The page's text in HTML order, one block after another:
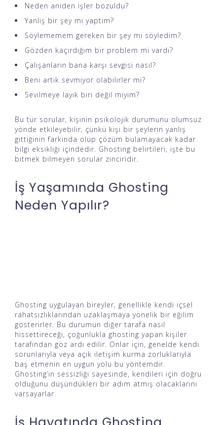
Neden aniden işler bozuldu?
Yanlış bir şey mi yaptım?
Söylememem gereken bir şey mi söyledim?
Gözden kaçırdığım bir problem mi vardı?
Çalışanların bana karşı sevgisi nasıl?
Beni artık sevmiyor olabilirler mi?
Sevilmeye layık biri değil miyim?
Bu tür sorular, kişinin psikolojik durumunu olumsuz
yönde etkileyebilir, çünkü kişi bir şeylerin yanlış
gittiğinin farkında olup çözüm bulamayacak kadar
bilgi eksikliği içindedir. Ghosting belirtileri, işte bu
bitmek bilmeyen sorular zinciridir.
İş Yaşamında Ghosting
Neden Yapılır?
Ghosting uygulayan bireyler, genellikle kendi içsel
rahatsızlıklarından uzaklaşmaya yönelik bir eğilim
gösterirler. Bu durumun diğer tarafa nasıl
hissettireceği, çoğunlukla ghosting yapan kişiler
tarafından göz ardı edilir. Onlar için, genelde kendi
sorunlarıyla veya açık iletişim kurma zorluklarıyla
baş etmenin en uygun yolu bu yöntemdir.
Ghosting’in sessizliği sayesinde, kendileri için doğru
olduğunu düşündükleri bir adım atmış olacaklarını
varsayarlar.